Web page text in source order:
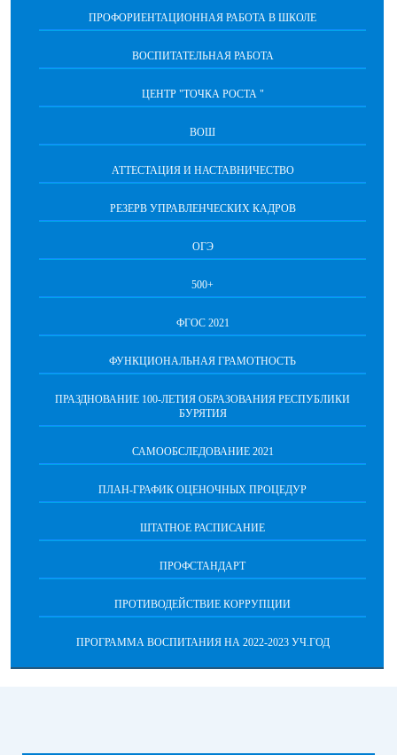
ПРОФОРИЕНТАЦИОННАЯ РАБОТА В ШКОЛЕ
ВОСПИТАТЕЛЬНАЯ РАБОТА
ЦЕНТР "ТОЧКА РОСТА "
ВОШ
АТТЕСТАЦИЯ И НАСТАВНИЧЕСТВО
РЕЗЕРВ УПРАВЛЕНЧЕСКИХ КАДРОВ
ОГЭ
500+
ФГОС 2021
ФУНКЦИОНАЛЬНАЯ ГРАМОТНОСТЬ
ПРАЗДНОВАНИЕ 100-ЛЕТИЯ ОБРАЗОВАНИЯ РЕСПУБЛИКИ
БУРЯТИЯ
САМООБСЛЕДОВАНИЕ 2021
ПЛАН-ГРАФИК ОЦЕНОЧНЫХ ПРОЦЕДУР
ШТАТНОЕ РАСПИСАНИЕ
ПРОФСТАНДАРТ
ПРОТИВОДЕЙСТВИЕ КОРРУПЦИИ
ПРОГРАММА ВОСПИТАНИЯ НА 2022-2023 УЧ.ГОД